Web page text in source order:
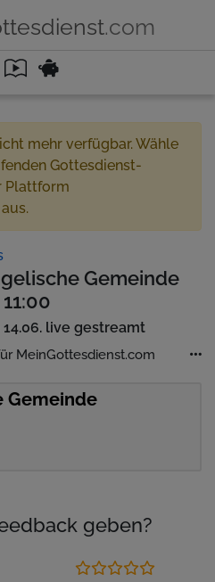
.com
mehr verfügbar. Wähle
Gottesdienst-
Plattform
aus.
Gemeinde
live gestreamt
MeinGottesdienst.com
Gemeinde
geben?